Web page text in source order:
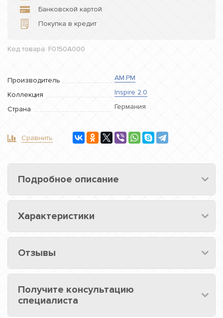
Банковской картой
Покупка в кредит
Код товара: F0150A000
Производитель
AM.PM
Коллекция
Inspire 2.0
Страна
Германия
Сравнить
Подробное описание
Характеристики
Отзывы
Получите консультацию
специалиста